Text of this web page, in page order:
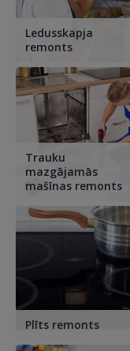
Ledusskapja
remonts
Trauku
mazgājamās
mašīnas remonts
Plīts remonts